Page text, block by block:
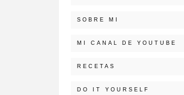
SOBRE MI
MI CANAL DE YOUTUBE
RECETAS
DO IT YOURSELF